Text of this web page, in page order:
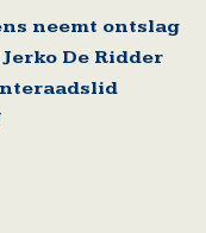
neemt ontslag
De Ridder